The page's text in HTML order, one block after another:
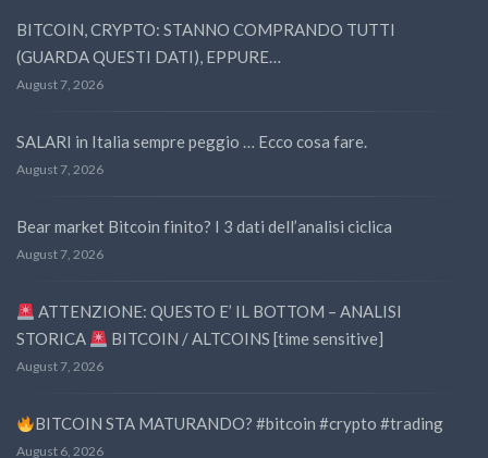
BITCOIN, CRYPTO: STANNO COMPRANDO TUTTI
(GUARDA QUESTI DATI), EPPURE…
August 7, 2026
SALARI in Italia sempre peggio … Ecco cosa fare.
August 7, 2026
Bear market Bitcoin finito? I 3 dati dell’analisi ciclica
August 7, 2026
ATTENZIONE: QUESTO E’ IL BOTTOM – ANALISI
STORICA
BITCOIN / ALTCOINS [time sensitive]
August 7, 2026
BITCOIN STA MATURANDO? #bitcoin #crypto #trading
August 6, 2026